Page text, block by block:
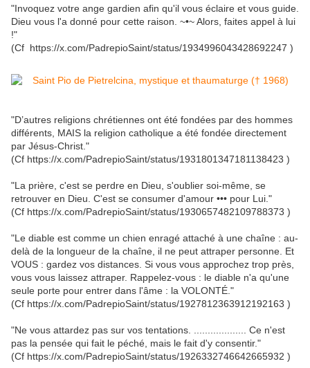
"Invoquez votre ange gardien afin qu'il vous éclaire et vous guide.
Dieu vous l'a donné pour cette raison. ~•~ Alors, faites appel à lui
!"
(Cf https://x.com/PadrepioSaint/status/1934996043428692247 )
"D’autres religions chrétiennes ont été fondées par des hommes
différents, MAIS la religion catholique a été fondée directement
par Jésus-Christ."
(Cf https://x.com/PadrepioSaint/status/1931801347181138423 )
"La prière, c'est se perdre en Dieu, s'oublier soi-même, se
retrouver en Dieu. C'est se consumer d'amour ••• pour Lui."
(Cf https://x.com/PadrepioSaint/status/1930657482109788373 )
"Le diable est comme un chien enragé attaché à une chaîne : au-
delà de la longueur de la chaîne, il ne peut attraper personne. Et
VOUS : gardez vos distances. Si vous vous approchez trop près,
vous vous laissez attraper. Rappelez-vous : le diable n'a qu'une
seule porte pour entrer dans l'âme : la VOLONTÉ."
(Cf https://x.com/PadrepioSaint/status/1927812363912192163 )
"Ne vous attardez pas sur vos tentations. ................... Ce n'est
pas la pensée qui fait le péché, mais le fait d'y consentir."
(Cf https://x.com/PadrepioSaint/status/1926332746642665932 )